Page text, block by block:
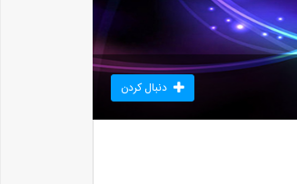
دنبال کردن